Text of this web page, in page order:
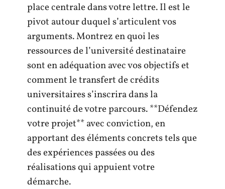
place centrale dans votre lettre. Il est le
pivot autour duquel s’articulent vos
arguments. Montrez en quoi les
ressources de l’université destinataire
sont en adéquation avec vos objectifs et
comment le transfert de crédits
universitaires s’inscrira dans la
continuité de votre parcours. **Défendez
votre projet** avec conviction, en
apportant des éléments concrets tels que
des expériences passées ou des
réalisations qui appuient votre
démarche.